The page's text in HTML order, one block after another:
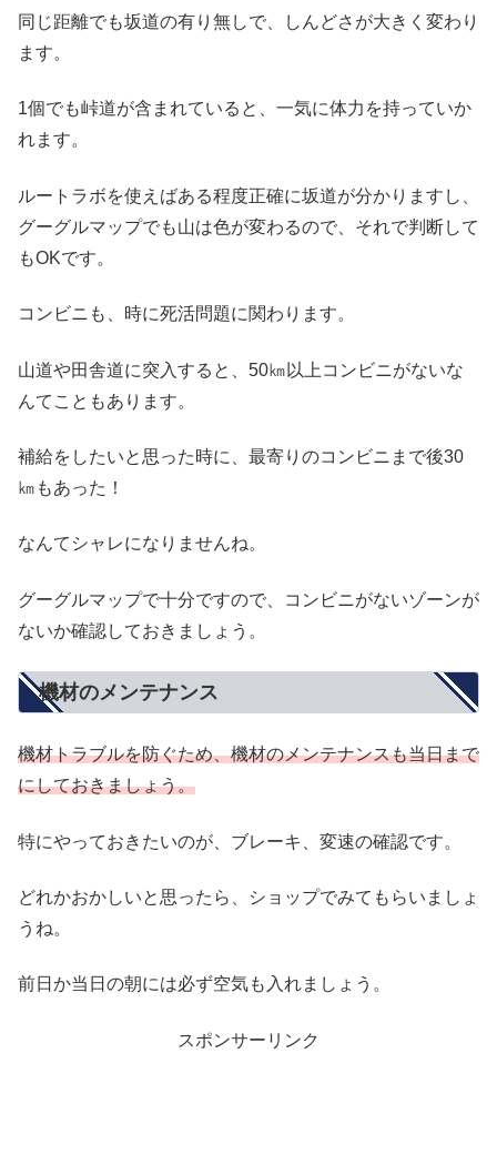
同じ距離でも坂道の有り無しで、しんどさが大きく変わり
ます。
1個でも峠道が含まれていると、一気に体力を持っていか
れます。
ルートラボを使えばある程度正確に坂道が分かりますし、
グーグルマップでも山は色が変わるので、それで判断して
もOKです。
コンビニも、時に死活問題に関わります。
山道や田舎道に突入すると、50㎞以上コンビニがないな
んてこともあります。
補給をしたいと思った時に、最寄りのコンビニまで後30
㎞もあった！
なんてシャレになりませんね。
グーグルマップで十分ですので、コンビニがないゾーンが
ないか確認しておきましょう。
機材のメンテナンス
機材トラブルを防ぐため、機材のメンテナンスも当日まで
にしておきましょう。
特にやっておきたいのが、ブレーキ、変速の確認です。
どれかおかしいと思ったら、ショップでみてもらいましょ
うね。
前日か当日の朝には必ず空気も入れましょう。
スポンサーリンク